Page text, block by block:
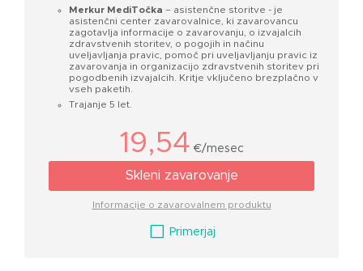
Merkur MediTočka – asistenčne storitve - je
asistenčni center zavarovalnice, ki zavarovancu
zagotavlja informacije o zavarovanju, o izvajalcih
zdravstvenih storitev, o pogojih in načinu
uveljavljanja pravic, pomoč pri uveljavljanju pravic iz
zavarovanja in organizacijo zdravstvenih storitev pri
pogodbenih izvajalcih. Kritje vključeno brezplačno v
vseh paketih.
Trajanje 5 let.
19,54 €/mesec
Skleni zavarovanje
Informacije o zavarovalnem produktu
V Primerjaj